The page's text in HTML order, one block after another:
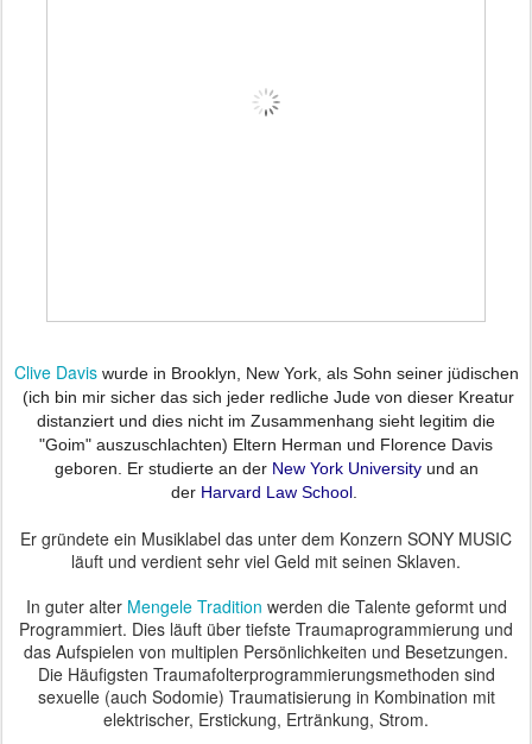
Clive Daviswurde in Brooklyn, New York, als Sohn seiner jüdischen
(ich bin mir sicher das sich jeder redliche Jude von dieser Kreatur
distanziert und dies nicht im Zusammenhang sieht legitim die
"Goim" auszuschlachten) Eltern Herman und Florence Davis
geboren. Er studierte an der New York Universityund an
der Harvard Law School.
Er gründete ein Musiklabel das unter dem Konzern SONY MUSIC
läuft und verdient sehr viel Geld mit seinen Sklaven.
In guter alter Mengele Tradition werden die Talente geformt und
Programmiert. Dies läuft über tiefste Traumaprogrammierung und
das Aufspielen von multiplen Persönlichkeiten und Besetzungen.
Die Häufigsten Traumafolterprogrammierungsmethoden sind
sexuelle (auch Sodomie) Traumatisierung in Kombination mit
elektrischer, Erstickung, Ertränkung, Strom.